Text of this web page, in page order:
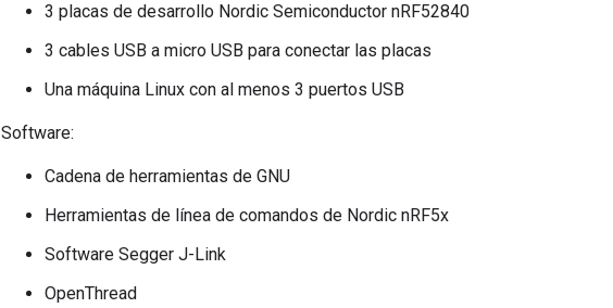
3 placas de desarrollo Nordic Semiconductor nRF52840
3 cables USB a micro USB para conectar las placas
Una máquina Linux con al menos 3 puertos USB
Software:
Cadena de herramientas de GNU
Herramientas de línea de comandos de Nordic nRF5x
Software Segger J-Link
OpenThread